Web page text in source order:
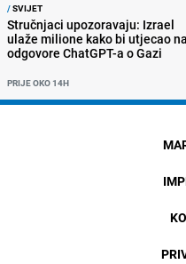
/SVIJET
Stručnjaci upozoravaju: Izrael
ulaže milione kako bi utjecao na
odgovore ChatGPT-a o Gazi
PRIJE OKO 14H